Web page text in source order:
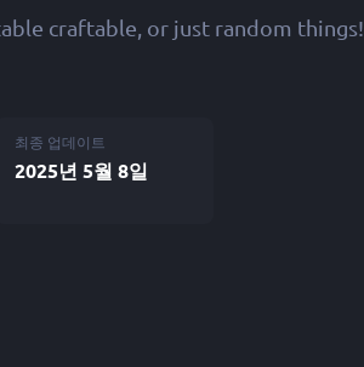
craftable, or just random things!
최종 업데이트
2025년 5월 8일